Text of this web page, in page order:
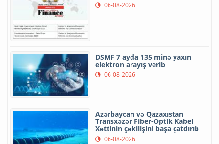
06-08-2026
DSMF 7 ayda 135 minə yaxın
elektron arayış verib
06-08-2026
Azərbaycan və Qazaxıstan
Transxəzər Fiber-Optik Kabel
Xəttinin çəkilişini başa çatdırıb
06-08-2026